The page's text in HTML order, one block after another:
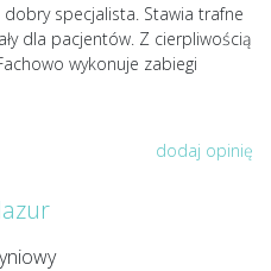
specjalista. Stawia trafne
dla pacjentów. Z cierpliwością
wykonuje zabiegi
dodaj opinię